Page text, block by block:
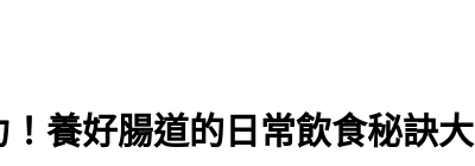
養好腸道的日常飲食秘訣大